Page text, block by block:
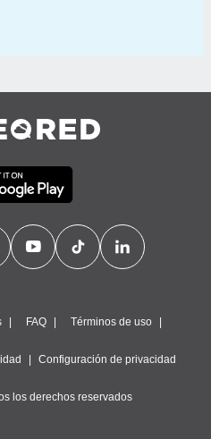
FAQ Términos de uso
Configuración de privacidad
los derechos reservados